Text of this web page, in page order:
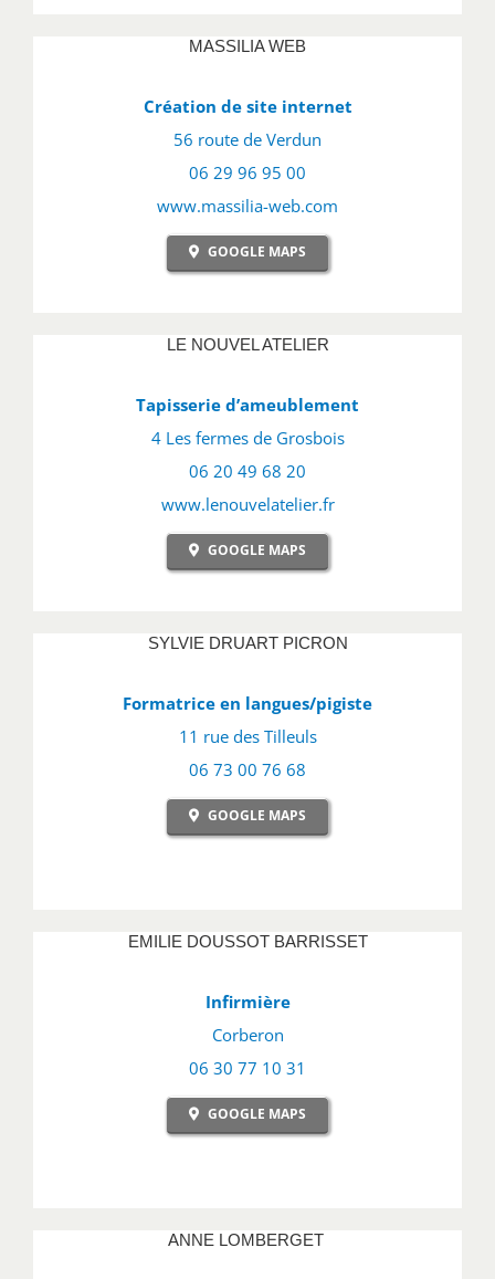
MASSILIA WEB
Création de site internet
56 route de Verdun
06 29 96 95 00
www.massilia-web.com
GOOGLE MAPS
LE NOUVEL ATELIER
Tapisserie d’ameublement
4 Les fermes de Grosbois
06 20 49 68 20
www.lenouvelatelier.fr
GOOGLE MAPS
SYLVIE DRUART PICRON
Formatrice en langues/pigiste
11 rue des Tilleuls
06 73 00 76 68
GOOGLE MAPS
EMILIE DOUSSOT BARRISSET
Infirmière
Corberon
06 30 77 10 31
GOOGLE MAPS
ANNE LOMBERGET